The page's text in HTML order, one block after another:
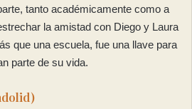
tanto académicamente como a
la amistad con Diego y Laura
que una escuela, fue una llave para
parte de su vida.